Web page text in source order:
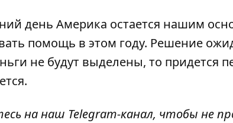
день Америка остается нашим
помощь в этом году. Решение
не будут выделены, то придется
на наш Telegram-канал, чтобы не